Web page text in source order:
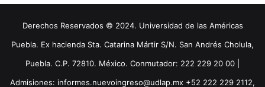
Derechos Reservados © 2024. Universidad de las Américas
Puebla. Ex hacienda Sta. Catarina Mártir S/N. San Andrés Cholula,
Puebla. C.P. 72810. México. Conmutador: 222 229 20 00 |
Admisiones: informes.nuevoingreso@udlap.mx +52 222 229 2112,